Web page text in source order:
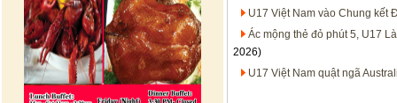
U17 Việt Nam vào Chung kết
Ác mộng thẻ đỏ phút 5, U17
2026)
U17 Việt Nam quật ngã